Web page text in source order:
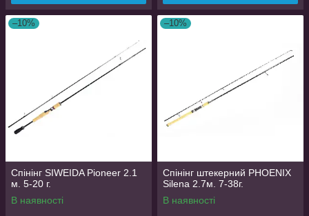
–10%
Спінінг SIWEIDA Pioneer 2.1
м. 5-20 г.
В наявності
–10%
Спінінг штекерний PHOENIX
Silena 2.7м. 7-38г.
В наявності